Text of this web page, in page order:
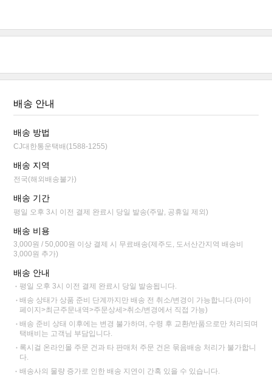
배송 안내
배송 방법
CJ대한통운택배(1588-1255)
배송 지역
전국(해외배송불가)
배송 기간
평일 오후 3시 이전 결제 완료시 당일 발송(주말, 공휴일 제외)
배송 비용
3,000원 / 50,000원 이상 결제 시 무료배송(제주도, 도서산간지역 배송비
3,000원 추가)
배송 안내
평일 오후 3시 이전 결제 완료시 당일 발송됩니다.
배송 상태가 상품 준비 단계까지만 배송 전 취소/변경이 가능합니다.(마이
페이지>최근주문내역>주문상세>취소/변경에서 직접 가능)
배송 준비 상태 이후에는 변경 불가하며, 수령 후 교환/반품으로만 처리되며
택배비는 고객님 부담입니다.
록시걸 온라인몰 주문 건과 타 판매처 주문 건은 묶음배송 처리가 불가합니
다.
배송사의 물량 증가로 인한 배송 지연이 간혹 있을 수 있습니다.